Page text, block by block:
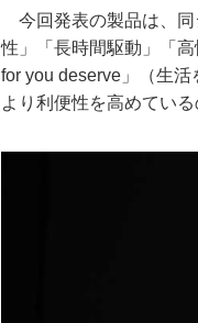
今回発表の製品は、同
性」「長時間駆動」「
for you deserve」（生
より利便性を高めている